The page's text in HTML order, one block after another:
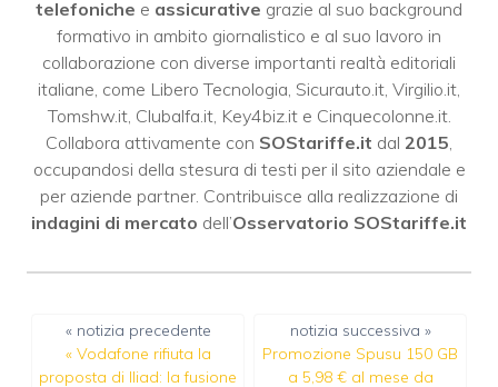
telefoniche e assicurative grazie al suo background
formativo in ambito giornalistico e al suo lavoro in
collaborazione con diverse importanti realtà editoriali
italiane, come Libero Tecnologia Sicurauto.it Virgilio.it
Tomshw.it, Clubalfa.it, Key4biz.ite Cinquecolonne.it.
Collabora attivamente con SOStariffe.it dal 2015
occupandosi della stesura di testi per il sito aziendale e
per aziende partner. Contribuisce alla realizzazione di
indagini di mercato dell’Osservatorio SOStariffe.it
« notizia precedente
« Vodafone rifiuta la
proposta di Iliad: la fusione
notizia successiva »
Promozione Spusu 150 GB
a 5,98 € al mese da